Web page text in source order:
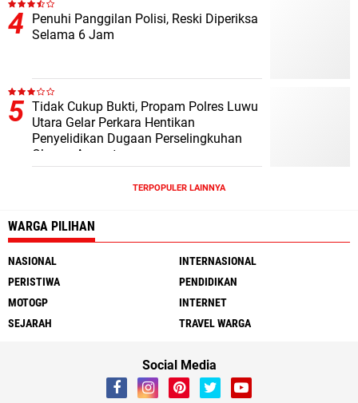
Penuhi Panggilan Polisi, Reski Diperiksa
Selama 6 Jam
Tidak Cukup Bukti, Propam Polres Luwu
Utara Gelar Perkara Hentikan
Penyelidikan Dugaan Perselingkuhan
Oknum Anggota
TERPOPULER LAINNYA
WARGA PILIHAN
NASIONAL
INTERNASIONAL
PERISTIWA
PENDIDIKAN
MOTOGP
INTERNET
SEJARAH
TRAVEL WARGA
Social Media